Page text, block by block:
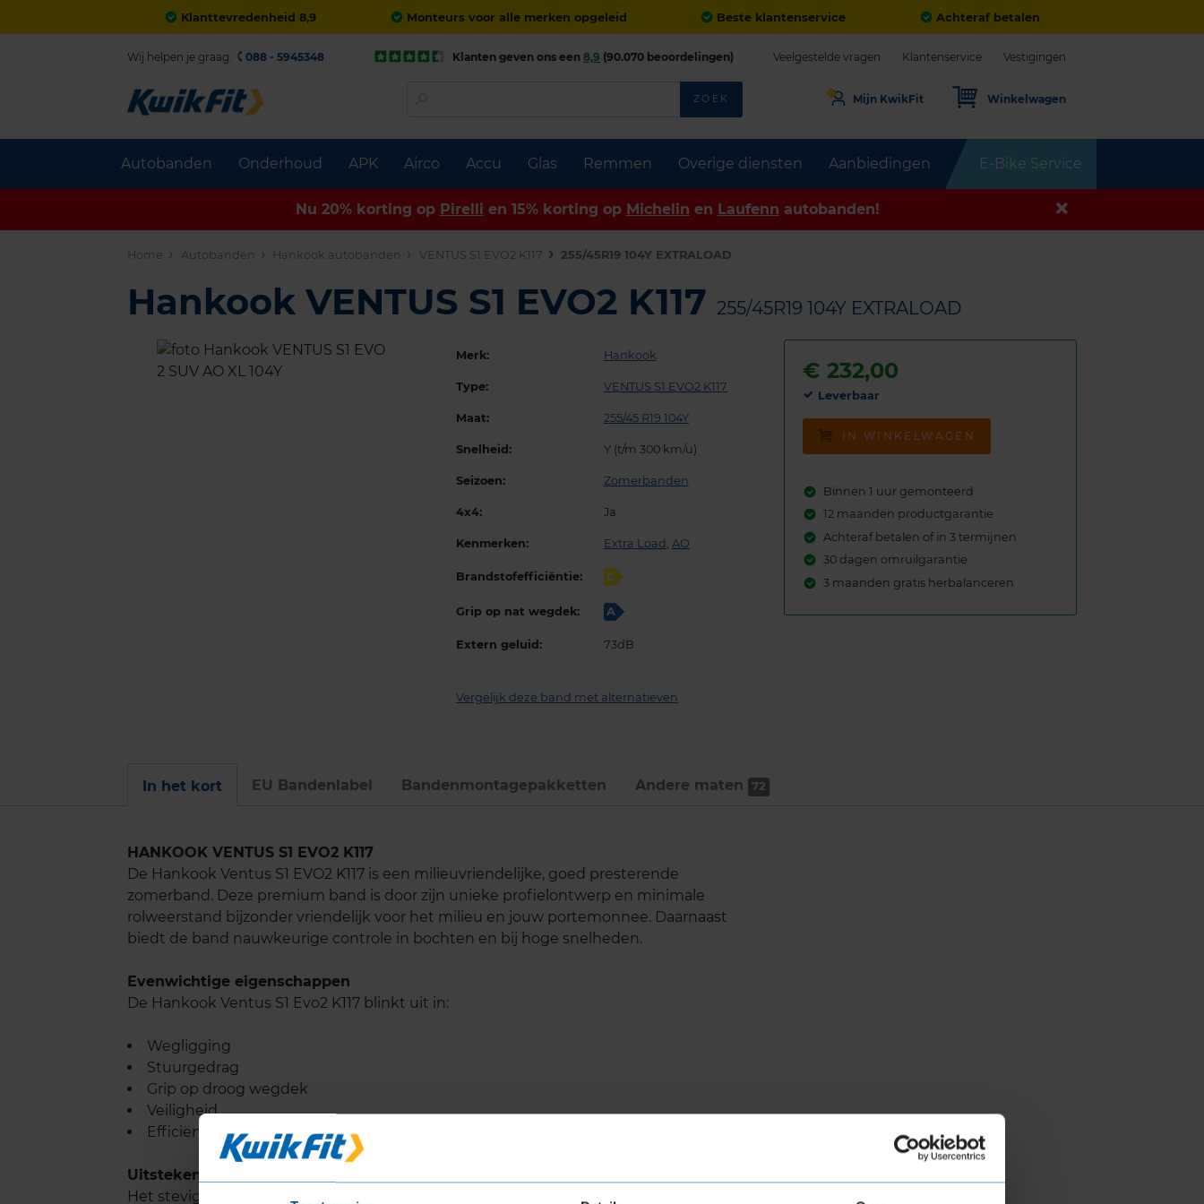
Klanttevredenheid 8,9 Monteurs voor alle merken opgeleid Beste klantenservice Achteraf betalen
Autobanden Onderhoud APK Airco Accu Glas Remmen Overige diensten Aanbiedingen E-Bike Service
Wij helpen je graag. 088 - 5945348 Klanten geven ons een 8,9 (90.070 beoordelingen) Veelgestelde vragen Klantenservice Vestigingen
ZOEK Mijn KwikFit Winkelwagen
Nu 20% korting op Pirelli en 15% korting op Michelin en Laufenn autobanden!
Home Autobanden Hankook autobanden VENTUS S1 EVO2 K117 255/45R19 104Y EXTRALOAD
Hankook VENTUS S1 EVO2 K117 255/45R19 104Y EXTRALOAD
Merk: Hankook
Type: VENTUS S1 EVO2 K117
Maat: 255/45 R19 104Y
Snelheid: Y (t/m 300 km/u)
Seizoen: Zomerbanden
4x4: Ja
Kenmerken: Extra Load , AO
Brandstofefficiëntie: C
Grip op nat wegdek: A
Extern geluid: 73dB
Vergelijk deze band met alternatieven
€232,00
Leverbaar
IN WINKELWAGEN
Binnen 1 uur gemonteerd
12 maanden productgarantie
Achteraf betalen of in 3 termijnen
30 dagen omruilgarantie
3 maanden gratis herbalanceren
In het kort EU Bandenlabel Bandenmontage­pakketten Andere maten 72
HANKOOK VENTUS S1 EVO2 K117
De Hankook Ventus S1 EVO2 K117 is een milieuvriendelijke, goed presterende
zomerband. Deze premium band is door zijn unieke profielontwerp en minimale
rolweerstand bijzonder vriendelijk voor het milieu en jouw portemonnee. Daarnaast
biedt de band nauwkeurige controle in bochten en bij hoge snelheden.
Evenwichtige eigenschappen
De Hankook Ventus S1 Evo2 K117 blinkt uit in:
Wegligging
Stuurgedrag
Grip op droog wegdek
Veiligheid
Efficiëntie
Uitstekende rijprestaties
Het stevige profiel van de Hankook Ventus S1 Evo2 K117 zorgt voor de goede